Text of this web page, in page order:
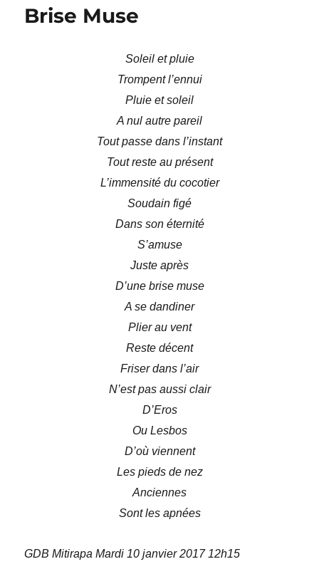
Brise Muse
Soleil et pluie
Trompent l’ennui
Pluie et soleil
A nul autre pareil
Tout passe dans l’instant
Tout reste au présent
L’immensité du cocotier
Soudain figé
Dans son éternité
S’amuse
Juste après
D’une brise muse
A se dandiner
Plier au vent
Reste décent
Friser dans l’air
N’est pas aussi clair
D’Eros
Ou Lesbos
D’où viennent
Les pieds de nez
Anciennes
Sont les apnées
GDB Mitirapa Mardi 10 janvier 2017 12h15